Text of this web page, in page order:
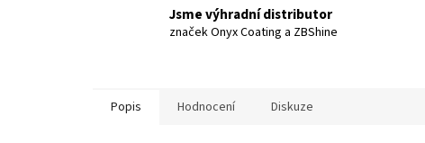
Jsme výhradní distributor
značek Onyx Coating a ZBShine
Popis Hodnocení Diskuze